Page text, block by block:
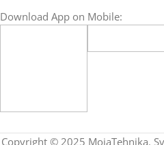
Download App on Mobile:
Copyright © 2025 MojaTehnika.